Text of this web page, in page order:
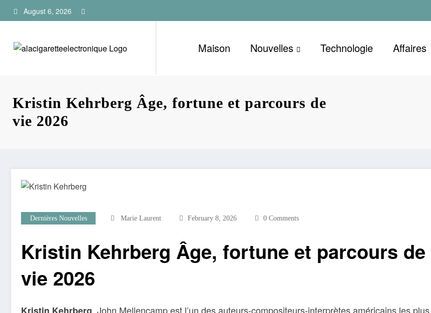
to
August 6, 2026
Maison Nouvelles Technologie Affaires
Kristin Kehrberg Âge, fortune et parcours de
vie 2026
Dernières Nouvelles Marie Laurent February 8, 2026 0 Comments
Kristin Kehrberg Âge, fortune et parcours de
vie 2026
, John Mellencamp est l’un des auteurs-compositeurs-interprètes américains les plus